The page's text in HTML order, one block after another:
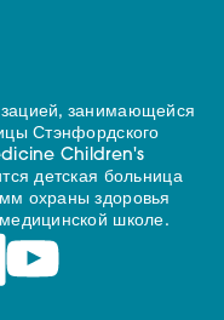
занимающейся
Стэнфордского
Children's
детская больница
охраны здоровья
школе.